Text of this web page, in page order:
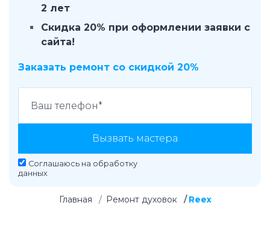
2 лет
Скидка 20% при оформлении заявки с
сайта!
Заказать ремонт со скидкой 20%
Вызвать мастера
Соглашаюсь на обработку
данных
Главная Ремонт духовок Reex